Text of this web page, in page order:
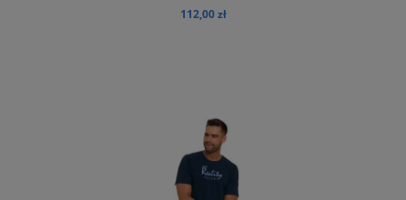
112,00 zł
do koszyka